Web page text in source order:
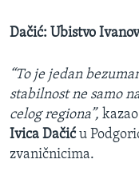
Dačić: Ubistvo
“To je jedan
stabilnost ne samo
celog regiona”,
Ivica Dačiću
zvaničnicima.